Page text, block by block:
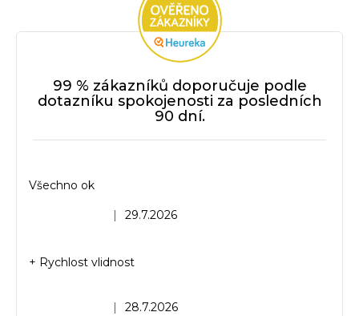
99 % zákazníků doporučuje podle
dotazníku spokojenosti za posledních
90 dní.
Hodnocení obchodu je 5 z 5 hvězdiček.
| 29.7.2026
Všechno ok
Hodnocení obchodu je 5 z 5 hvězdiček.
| 28.7.2026
+ Rychlost vlidnost